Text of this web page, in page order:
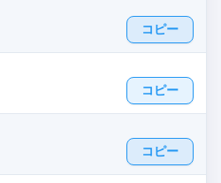
コピー
コピー
コピー